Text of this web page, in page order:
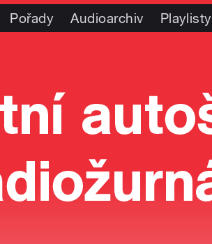
Pořady Audioarchiv Playlisty